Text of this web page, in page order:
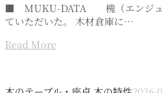
■ MUKU-DATA 槐（エンジュ）
ていただいた。 木材倉庫に…
Read More